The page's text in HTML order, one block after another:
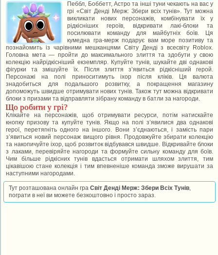
Пеббл, Боббетт, Астро та інші туни чекають на вас у
грі «Світ Денді Мерж: Збери всіх тунів». Тут можна
викликати нових персонажів, комбінувати їх у
рідкісніших героїв, відкривати лакі-блоки та
посилювати команду для майбутніх боїв. Ця
кумедна гра-мерж подарує вам море позитиву та
познайомить із чарівними мешканцями Світу Денді з всесвіту Roblox.
Головна мета — пройти до максимального злиття та здобути у свою
колекцію найрідкісніший екземпляр. Купуйте тунів, шукайте дві однакові
фігурки та змішуйте їх. Після злиття з’явиться рідкісніший герой.
Персонажі на полі приноситимуть іхор після кліків. Ця валюта
знадобиться для подальшого розвитку, а покращення магазину
допоможуть швидше отримувати нових тунів. Також тут можна відкривати
блоки з призами та відправляти зібрану команду в батли за нагороди.
Що робити у грі?
Клікайте на персонажів, щоб отримувати ресурси, потім натискайте
кнопку призову та купуйте тунів. Якщо на полі з’явилися два однакові
герої, перетягніть одного на іншого. Вони з’єднаються, і замість пари
з’явиться новий персонаж вищого рівня. Продовжуйте збирати колекцію
та накопичуйте іхор, щоб розвиток відбувався швидше. Відкривайте блоки
з лаками, перевіряйте нагороди та формуйте сильну команду для боїв.
Чим більше рідкісних тунів вдасться отримати шляхом злиття, тим
цікавішою стане колекція і тим впевненіше команда зможе вирушати за
наступними нагородами.
Тут розташована онлайн граСвіт Денді Мерж: Збери Всіх Тунів,
пограти в неї ви можете безкоштовно і просто зараз.